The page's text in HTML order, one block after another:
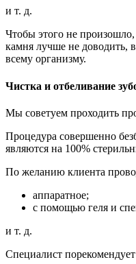
и т. д.
Чтобы этого не произошло,
камня лучше не доводить,
всему организму.
Чистка и отбеливание
Мы советуем проходить
Процедура совершенно
являются на 100%
По желанию клиента
аппаратное;
с помощью геля и
и т. д.
Специалист